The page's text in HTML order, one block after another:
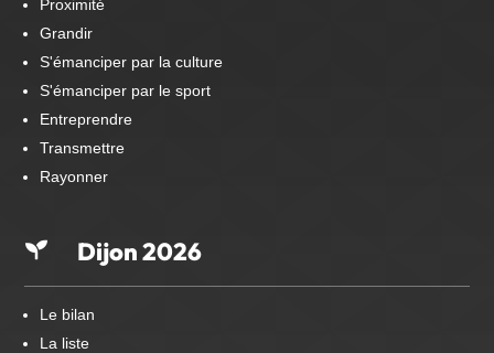
Proximité
Grandir
S'émanciper par la culture
S'émanciper par le sport
Entreprendre
Transmettre
Rayonner
 Dijon 2026
Le bilan
La liste